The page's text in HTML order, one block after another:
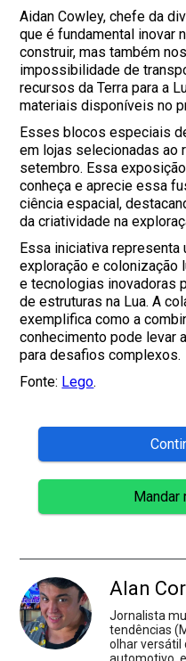
Aidan Cowley, chefe da
que é fundamental inovar
construir, mas também
impossibilidade de
recursos da Terra para a
materiais disponíveis no
Esses blocos especiais
em lojas selecionadas ao
setembro. Essa
conheça e aprecie essa
ciência espacial,
da criatividade na
Essa iniciativa
exploração e colonização
e tecnologias inovadoras
de estruturas na Lua. A
exemplifica como a
conhecimento pode levar
para desafios complexos.
Fonte: Lego.
Mandar
Alan
Jornalista
tendências
olhar versátil